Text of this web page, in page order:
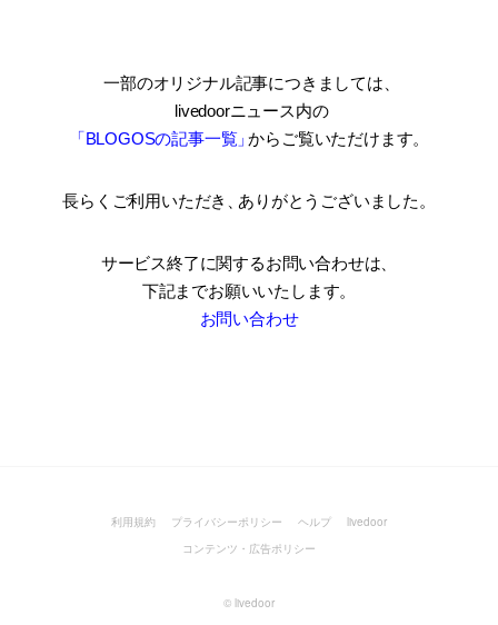
一部のオリジナル記事につきましては
livedoorニュース内の
「BLOGOSの記事一覧」からご覧いただけます。
長らくご利用いただき ありがとうございました。
サービス終了に関するお問い合わせは、
下記までお願いいたします。
お問い合わせ
利用規約 プライバシーポリシー ヘルプ
livedoor
コンテンツ・広告ポリシー
© livedoor